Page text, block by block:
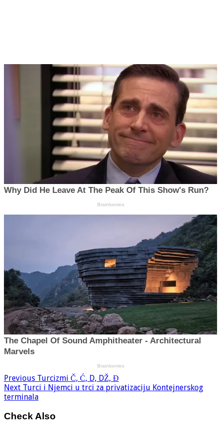
Previous Turcizmi Č, Ć, D, DŽ, Đ
Next Turci i Njemci u trci za privatizaciju Kontejnerskog
terminala
Check Also